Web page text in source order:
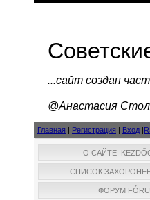
...cайт создан
@Анастасия
Главная | Регистрация | Вход |
О САЙТЕ
СПИСОК
ФОРУМ